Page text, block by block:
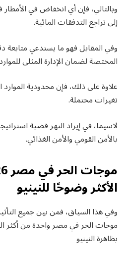
وبالتالي، فإن أي انخفاض في
إلى تراجع التدفقات المائية.
وفي المقابل فهو ما يستدعي متابعة
المختصة لضمان الإدارة المثلى
علاوة على ذلك، فإن محدودية
تغيرات محتملة.
لاسيما، في إيراد النهر قضية
بالأمن القومي والأمن الغذائي.
الأكثر وضوحًا للنينيو
وفي هذا السياق، فمن بين جميع
موجات الحر في مصر واحدة من أكثر
بظاهرة النينيو